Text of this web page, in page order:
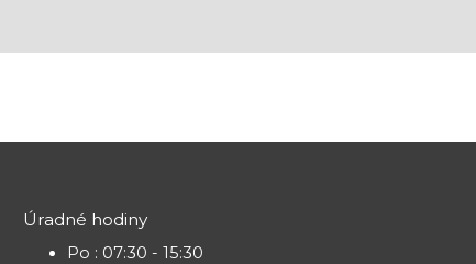
Úradné hodiny
Po : 07:30 - 15:30